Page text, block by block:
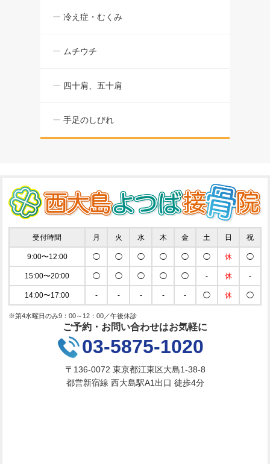
冷え症・むくみ
ムチウチ
四十肩、五十肩
手足のしびれ
受付時間 月 火 水 木 金 土 日 祝
9:00〜12:00 ◯ ◯ ◯ ◯ ◯ ◯ 休 ◯
15:00〜20:00 ◯ ◯ ◯ ◯ ◯ - 休 -
14:00〜17:00 - - - - - ◯ 休 ◯
※第4水曜日のみ9：00～12：00／午後休診
ご予約・お問い合わせはお気軽に
03-5875-1020
〒136-0072 東京都江東区大島1-38-8
都営新宿線 西大島駅A1出口 徒歩4分